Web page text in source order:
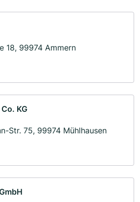
18, 99974 Ammern
KG
Str. 75, 99974 Mühlhausen